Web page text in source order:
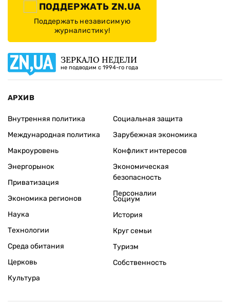
ПОДДЕРЖАТЬ ZN.UA
Поддержать независимую
журналистику!
ЗЕРКАЛО НЕДЕЛИ
не подводим с 1994-го года
АРХИВ
Внутренняя политика
Международная политика
Макроуровень
Энергорынок
Приватизация
Экономика регионов
Социальная защита
Зарубежная экономика
Конфликт интересов
Экономическая
безопасность
Персоналии
Наука
Технологии
Среда обитания
Церковь
Культура
Социум
История
Круг семьи
Туризм
Собственность